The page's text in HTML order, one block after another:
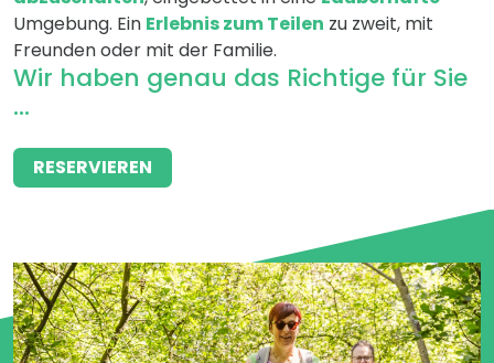
Umgebung. Ein Erlebnis zum Teilen zu zweit, mit
Freunden oder mit der Familie.
Wir haben genau das Richtige für Sie
...
RESERVIEREN